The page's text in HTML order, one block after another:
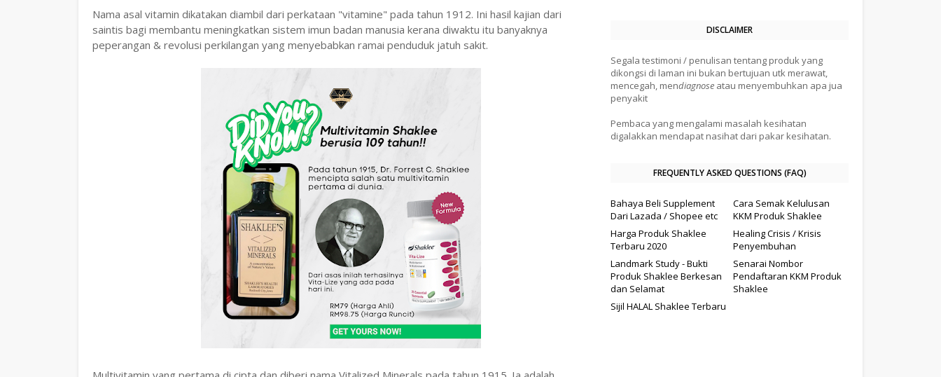
Nama asal vitamin dikatakan diambil dari perkataan "vitamine" pada tahun 1912. Ini hasil kajian dari
saintis bagi membantu meningkatkan sistem imun badan manusia kerana diwaktu itu banyaknya
peperangan & revolusi perkilangan yang menyebabkan ramai penduduk jatuh sakit.
DISCLAIMER
Segala testimoni / penulisan tentang produk yang
dikongsi di laman ini bukan bertujuan utk merawat,
mencegah, mendiagnose atau menyembuhkan apa jua
penyakit
Pembaca yang mengalami masalah kesihatan
digalakkan mendapat nasihat dari pakar kesihatan.
FREQUENTLY ASKED QUESTIONS (FAQ)
Bahaya Beli Supplement
Dari Lazada / Shopee etc
Cara Semak Kelulusan
KKM Produk Shaklee
Harga Produk Shaklee
Terbaru 2020
Healing Crisis / Krisis
Penyembuhan
Landmark Study - Bukti
Produk Shaklee Berkesan
dan Selamat
Senarai Nombor
Pendaftaran KKM Produk
Shaklee
Sijil HALAL Shaklee Terbaru